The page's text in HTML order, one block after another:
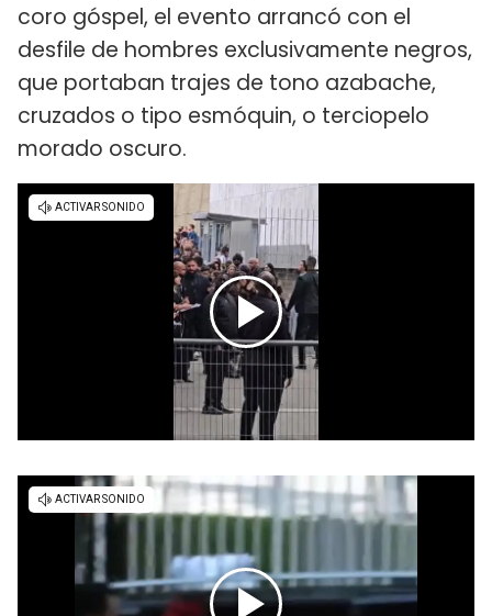
coro góspel, el evento arrancó con el
desfile de hombres exclusivamente negros,
que portaban trajes de tono azabache,
cruzados o tipo esmóquin, o terciopelo
morado oscuro.